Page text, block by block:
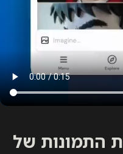
התמונות של